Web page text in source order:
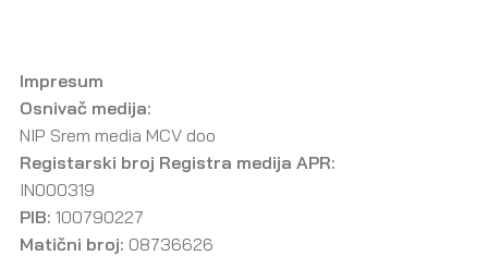
Impresum
Osnivač medija:
NIP Srem media MCV doo
Registarski broj Registra medija APR:
IN000319
PIB: 100790227
Matični broj: 08736626